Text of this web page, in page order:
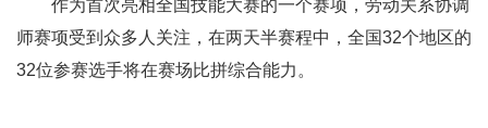
作为首次亮相全国技能大赛的一个赛项，劳动关系协调
师赛项受到众多人关注，在两天半赛程中，全国32个地区的
32位参赛选手将在赛场比拼综合能力。